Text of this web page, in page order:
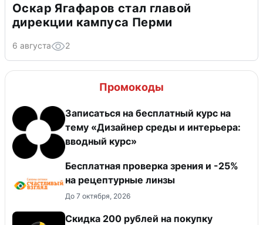
Оскар Ягафаров стал главой
дирекции кампуса Перми
6 августа 2
Промокоды
Записаться на бесплатный курс на
тему «Дизайнер среды и интерьера:
вводный курс»
Бесплатная проверка зрения и -25%
на рецептурные линзы
До 7 октября, 2026
Скидка 200 рублей на покупку